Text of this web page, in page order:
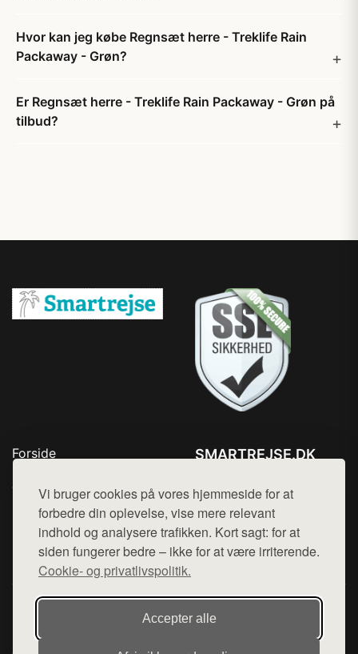
Vi bruger cookies på vores hjemmeside for at
forbedre din oplevelse, vise mere relevant
indhold og analysere trafikken. Kort sagt: for at
siden fungerer bedre – ikke for at være irriterende.
Cookie- og privatlivspolitik.
Accepter alle
Hvor kan jeg købe Regnsæt herre - Treklife Rain
Packaway - Grøn?
Er Regnsæt herre - Treklife Rain Packaway - Grøn på
tilbud?
Forside
Top Rabatter
Kontakt
SMARTREJSE.DK
Mail: hej@want.dk
Cookie- og privatlivspolitik
Denne side er en del af want.dk, der udgiver en række
hjemmesider med præsentation af forskellige produkter fra